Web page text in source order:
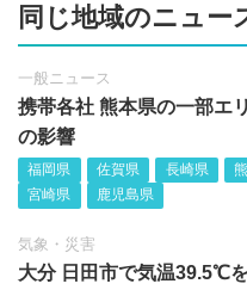
同じ地域のニュー
一般ニュース
携帯各社 熊本県の一部エ
の影響
福岡県 佐賀県 長崎県
宮崎県
鹿児島県
気象・災害
大分 日田市で気温39.5℃